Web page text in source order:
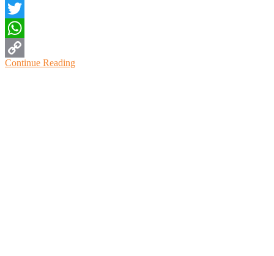
Facebook
Twitter
WhatsApp
Copy
Continue Reading